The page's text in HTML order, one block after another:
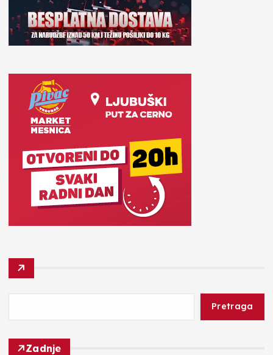
Pretraga
Zadnje